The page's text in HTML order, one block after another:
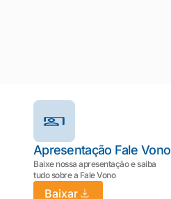
Apresentação Fale Vono
Baixe nossa apresentação e saiba
tudo sobre a Fale Vono
Baixar